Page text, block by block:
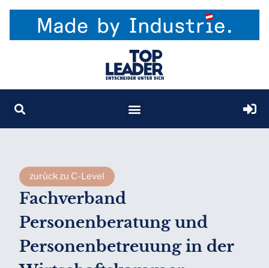
zurück zu C-Level
Fachverband
Personenberatung und
Personenbetreuung in der